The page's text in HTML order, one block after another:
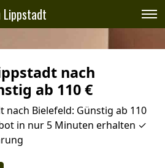
Lippstadt
nach
ab 110 €
nach Bielefeld: Günstig ab 110
in nur 5 Minuten erhalten ✓